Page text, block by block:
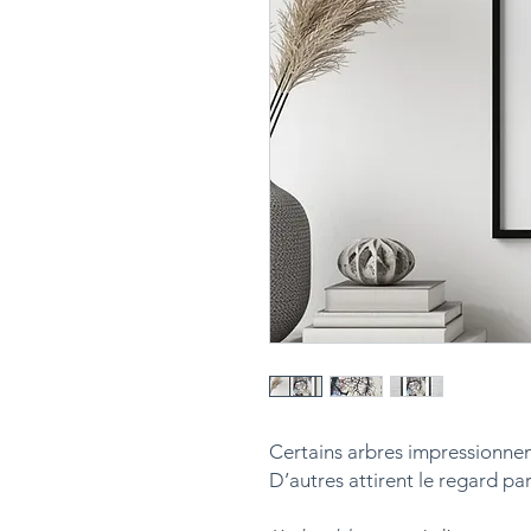
Certains arbres
D’autres attirent le regard